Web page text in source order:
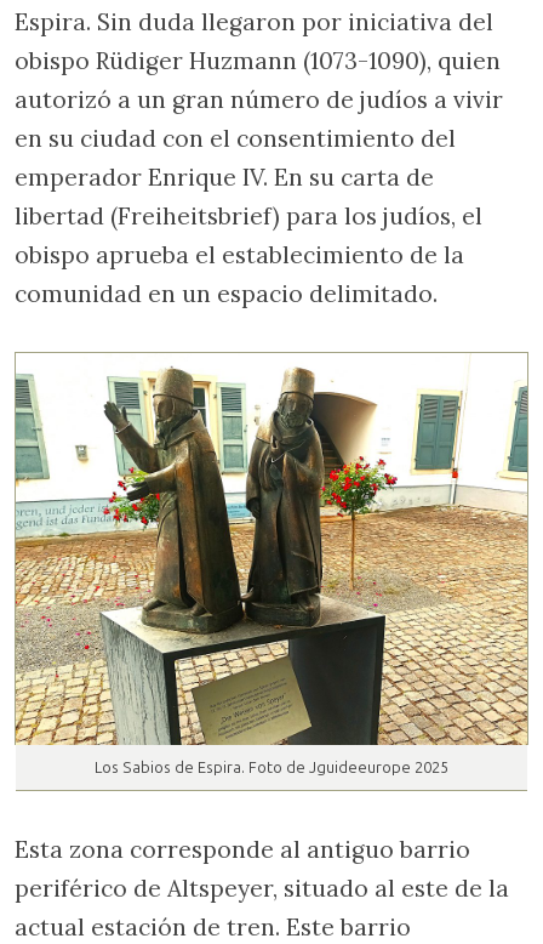
Espira. Sin duda llegaron por iniciativa del
obispo Rüdiger Huzmann (1073-1090), quien
autorizó a un gran número de judíos a vivir
en su ciudad con el consentimiento del
emperador Enrique IV. En su carta de
libertad (Freiheitsbrief) para los judíos, el
obispo aprueba el establecimiento de la
comunidad en un espacio delimitado.
Los Sabios de Espira. Foto de Jguideeurope 2025
Esta zona corresponde al antiguo barrio
periférico de Altspeyer, situado al este de la
actual estación de tren. Este barrio